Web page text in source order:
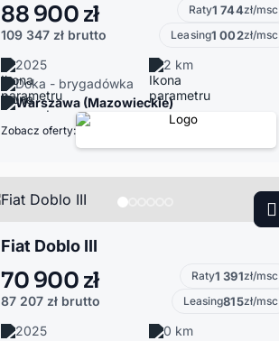
88 900 zł
109 347 zł brutto
Raty1 744zł/msc
Leasing1 002zł/msc
2025
2 km
Doka - brygadówka
Warszawa (Mazowieckie)
Zobacz oferty:
Fiat Doblo III
70 900 zł
87 207 zł brutto
Raty1 391zł/msc
Leasing815zł/msc
2025
0 km